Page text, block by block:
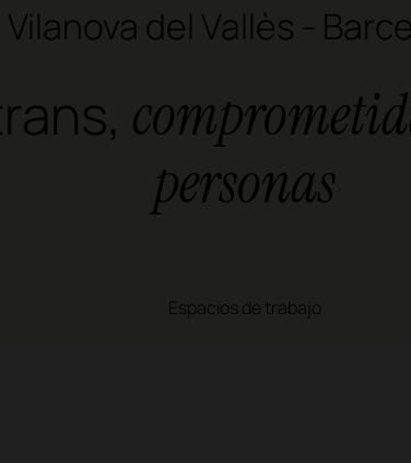
Vilanova del Vallès -
personas
Espacios de trabajo